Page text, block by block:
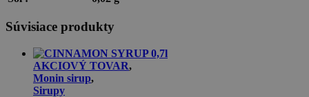
Súvisiace produkty
AKCIOVÝ TOVAR,
Monin sirup,
Sirupy